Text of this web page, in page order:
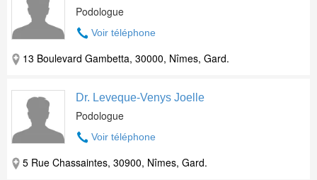
Podologue
Voir téléphone
13 Boulevard Gambetta, 30000, Nîmes, Gard.
Dr. Leveque-Venys Joelle
Podologue
Voir téléphone
5 Rue Chassaintes, 30900, Nîmes, Gard.